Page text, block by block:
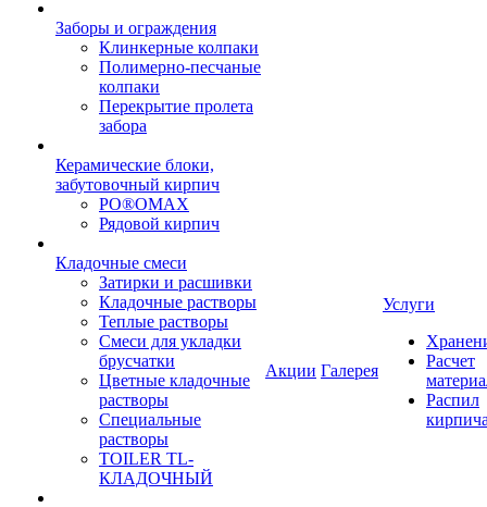
Заборы и ограждения
Клинкерные колпаки
Полимерно-песчаные
колпаки
Перекрытие пролета
забора
Керамические блоки,
забутовочный кирпич
PO®OMAX
Рядовой кирпич
Кладочные смеси
Затирки и расшивки
Кладочные растворы
Теплые растворы
Смеси для укладки
брусчатки
Цветные кладочные
растворы
Специальные
растворы
TOILER TL-
КЛАДОЧНЫЙ
Акции Галерея
Услуги
Расчет
Распил